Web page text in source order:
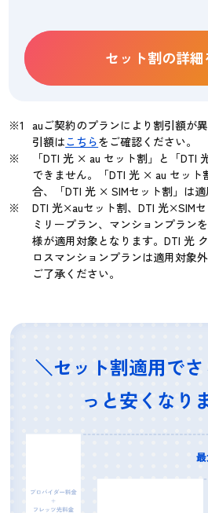
セット割の詳細
auご契約のプランにより割引額が
引額はこちらをご確認ください。
「DTI 光 × au セット割」と「DTI
できません。「DTI 光 × au セット
合、「DTI 光 × SIMセット割」は適
DTI 光×auセット割、DTI 光×SIM
ミリープラン、マンションプラン
様が適用対象となります。DTI 光
ロスマンションプランは適用対象
ご了承ください。
＼セット割適用で
っと安くなり